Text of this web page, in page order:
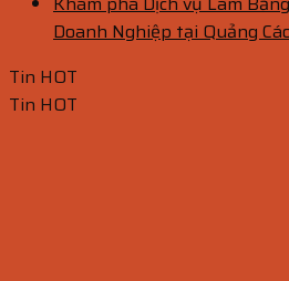
Doanh Nghiệp tại Quảng
Tin HOT
Tin HOT